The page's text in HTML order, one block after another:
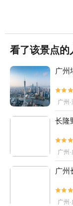
看了该景点的
广州
广州
长隆
广州
广州
广州